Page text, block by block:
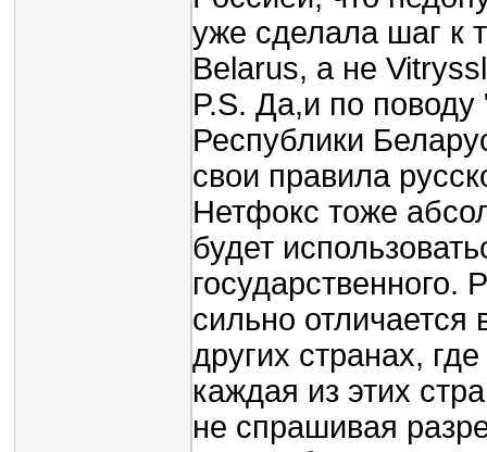
уже сделала шаг к
Belarus, а не
P.S. Да,и по поводу
Республики
свои правила
Нетфокс тоже
будет
государственного.
сильно
других странах,
каждая из этих
не спрашивая